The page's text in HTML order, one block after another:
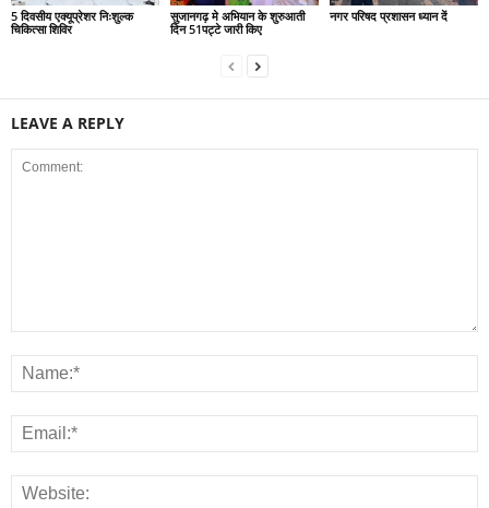
5 दिवसीय एक्यूप्रेशर निःशुल्क
चिकित्सा शिविर
सुजानगढ़ मे अभियान के शुरुआती
दिन 51पट्टे जारी किए
नगर परिषद प्रशासन ध्यान दें
LEAVE A REPLY